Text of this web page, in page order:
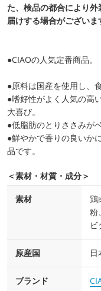
た、検品の都合により
届けする場合がございま
●CIAOの人気定番商品。
●原料は国産を使用し、
●嗜好性がよく人気の高
大喜び。
●低脂肪のとりささみが
●鮮やかで香りの良いか
品です。
＜素材・材質・成分＞
素材
鶏
粉
ビ
原産国 日
ブランド